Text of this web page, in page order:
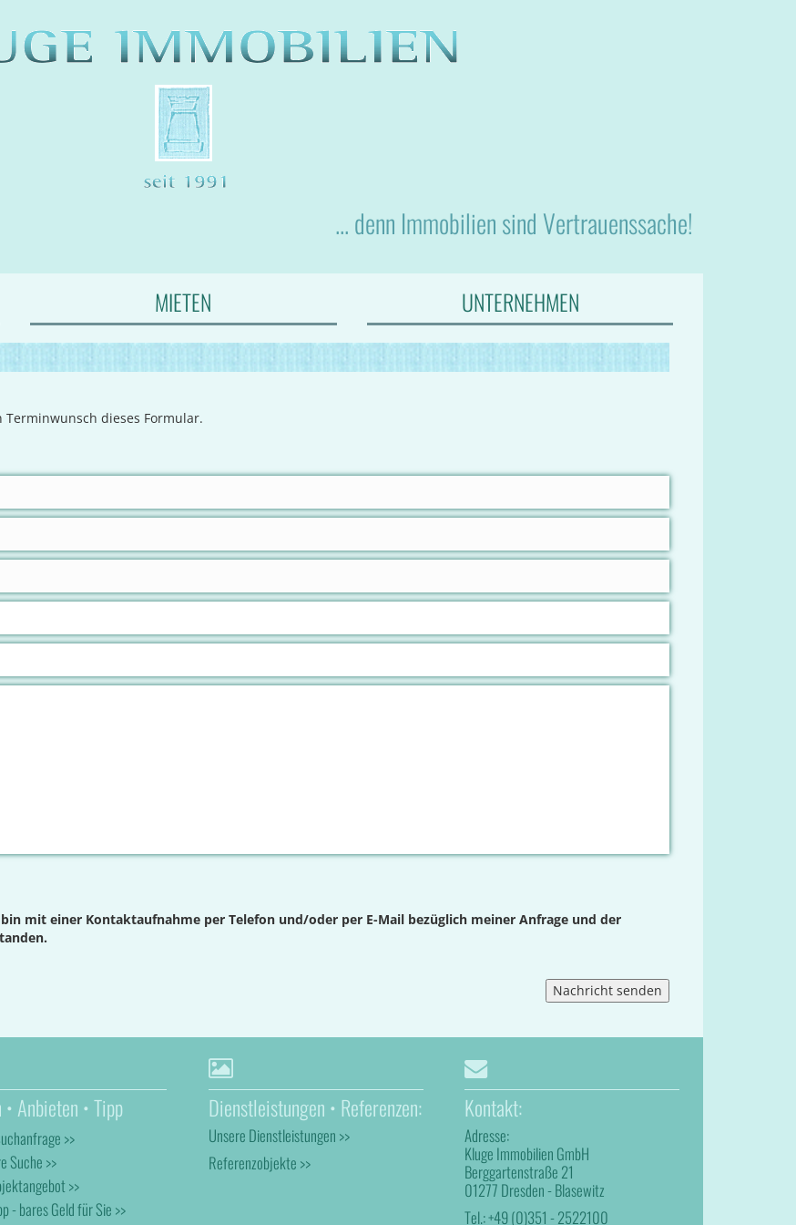
... denn Immobilien sind Vertrauenssache!
MIETEN UNTERNEHMEN
dieses Formular.
mit einer Kontaktaufnahme per Telefon und/oder per E-Mail bezüglich meiner Anfrage und der
• Anbieten • Tipp
>>
Suche >>
>>
- bares Geld für Sie >>
Dienstleistungen • Referenzen:
Unsere Dienstleistungen >>
Referenzobjekte >>
Kontakt:
Adresse:
Kluge Immobilien GmbH
Berggartenstraße 21
01277 Dresden - Blasewitz
Tel.:+49 (0)351 - 2522100